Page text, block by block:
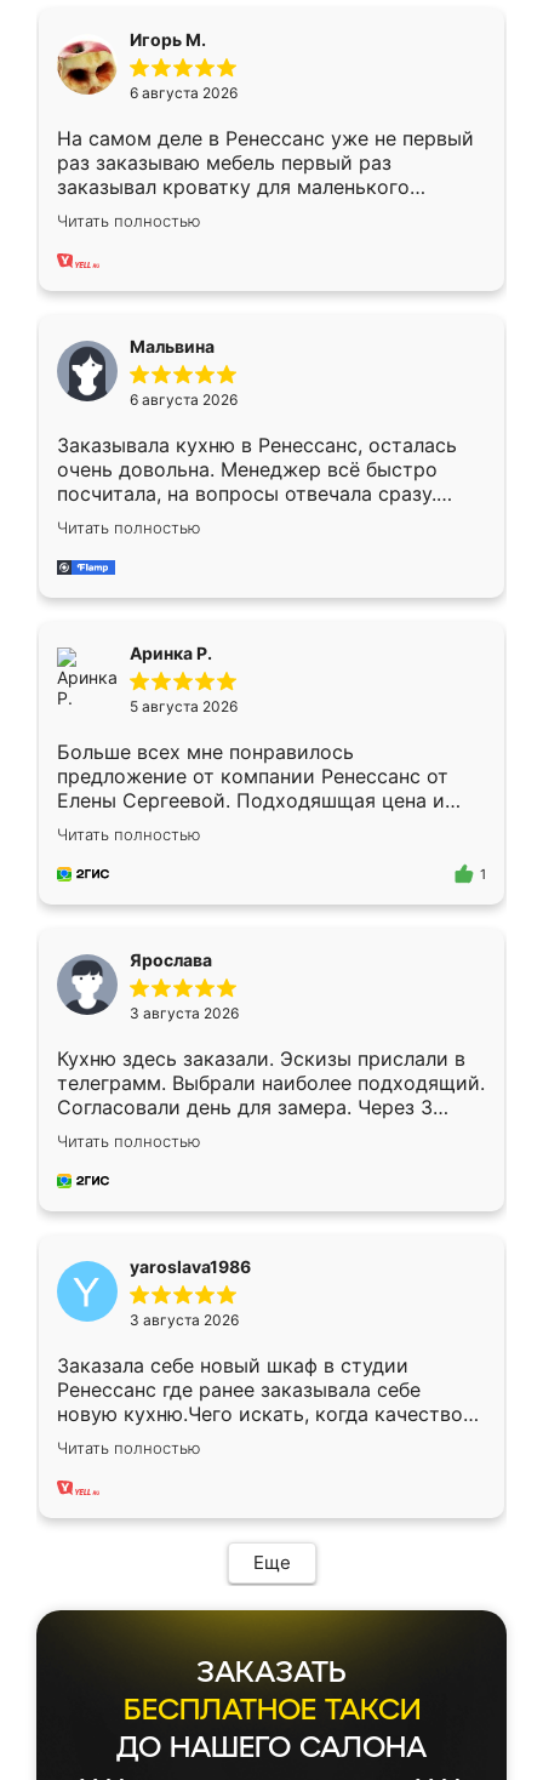
Игорь М.
6 августа 2026
На самом деле в Ренессанс уже не первый
раз заказываю мебель первый раз
заказывал кроватку для маленького
ребёнка при его рождении ,во второй раз
заказал шкаф-купе. По качеству очень
хорошее сборка достаточно быстрая,
меньше, здесь же он более разнообразный.
Мне нравится ,если что-то потребуется из
мебели буду заказывать только здесь.
Читать полностью
Мальвина
6 августа 2026
Заказывала кухню в Ренессанс, осталась
очень довольна. Менеджер всё быстро
посчитала, на вопросы отвечала сразу.
Замерщик приехал в субботу, подошёл к
делу со всей ответственностью. Собрали
за день, ребята работали аккуратно, даже
Читать полностью
Аринка Р.
5 августа 2026
Больше всех мне понравилось
предложение от компании Ренессанс от
Елены Сергеевой. Подходяшщая цена и
короткие сроки изготовления. Приехавший
для замера сотрудник Владислав
предложил по моему эскизу самый
Читать полностью
1
Ярослава
3 августа 2026
Кухню здесь заказали. Эскизы прислали в
телеграмм. Выбрали наиболее подходящий.
Согласовали день для замера. Через 3
недели кухня была уже готова. Остались
довольны работой. Спасибо Ренессанс
мебель за качественную работу!
Читать полностью
yaroslava1986
3 августа 2026
Заказала себе новый шкаф в студии
Ренессанс где ранее заказывала себе
новую кухню.Чего искать, когда качеством
вполне довольна. Служит кухня уже почти
два года, нареканий нет.
Читать полностью
Еще
ЗАКАЗАТЬ
БЕСПЛАТНОЕ ТАКСИ
ДО НАШЕГО САЛОНА